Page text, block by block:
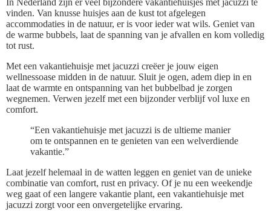
In Nederland zijn er veel bijzondere vakantiehuisjes met jacuzzi te
vinden. Van knusse huisjes aan de kust tot afgelegen
accommodaties in de natuur, er is voor ieder wat wils. Geniet van
de warme bubbels, laat de spanning van je afvallen en kom volledig
tot rust.
Met een vakantiehuisje met jacuzzi creëer je jouw eigen
wellnessoase midden in de natuur. Sluit je ogen, adem diep in en
laat de warmte en ontspanning van het bubbelbad je zorgen
wegnemen. Verwen jezelf met een bijzonder verblijf vol luxe en
comfort.
“Een vakantiehuisje met jacuzzi is de ultieme manier
om te ontspannen en te genieten van een welverdiende
vakantie.”
Laat jezelf helemaal in de watten leggen en geniet van de unieke
combinatie van comfort, rust en privacy. Of je nu een weekendje
weg gaat of een langere vakantie plant, een vakantiehuisje met
jacuzzi zorgt voor een onvergetelijke ervaring.